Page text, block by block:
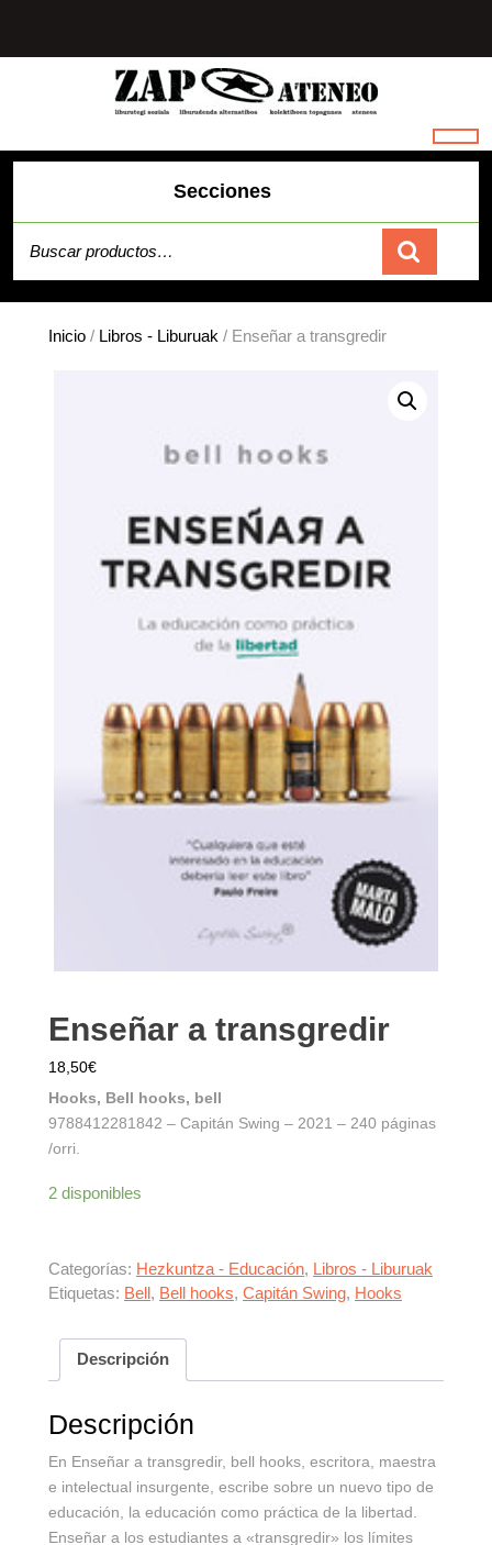
contenido
Secciones
Carrito
Inicio / Libros - Liburuak / Enseñar a transgredir
Enseñar a transgredir
18,50€
Hooks, Bell hooks, bell
9788412281842 – Capitán Swing – 2021 – 240 páginas
/orri.
2 disponibles
Categorías: Hezkuntza - Educación, Libros - Liburuak
Etiquetas: Bell, Bell hooks, Capitán Swing, Hooks
Descripción
Descripción
En Enseñar a transgredir, bell hooks, escritora, maestra
e intelectual insurgente, escribe sobre un nuevo tipo de
educación, la educación como práctica de la libertad.
Enseñar a los estudiantes a «transgredir» los límites